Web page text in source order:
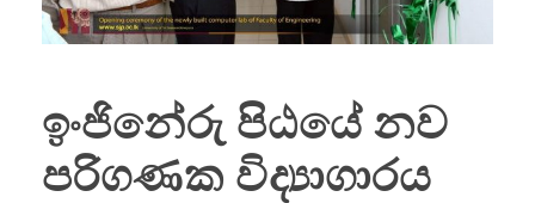
ඉංජිනේරු පිඨයේ නව
පරිගණක විද්‍යාගාරය